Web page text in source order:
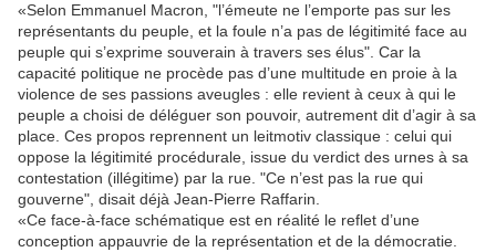
«Selon Emmanuel Macron, "l’émeute ne l’emporte pas sur les
représentants du peuple, et la foule n’a pas de légitimité face au
peuple qui s’exprime souverain à travers ses élus". Car la
capacité politique ne procède pas d’une multitude en proie à la
violence de ses passions aveugles : elle revient à ceux à qui le
peuple a choisi de déléguer son pouvoir, autrement dit d’agir à sa
place. Ces propos reprennent un leitmotiv classique : celui qui
oppose la légitimité procédurale, issue du verdict des urnes à sa
contestation (illégitime) par la rue. "Ce n’est pas la rue qui
gouverne", disait déjà Jean-Pierre Raffarin.
«Ce face-à-face schématique est en réalité le reflet d’une
conception appauvrie de la représentation et de la démocratie.